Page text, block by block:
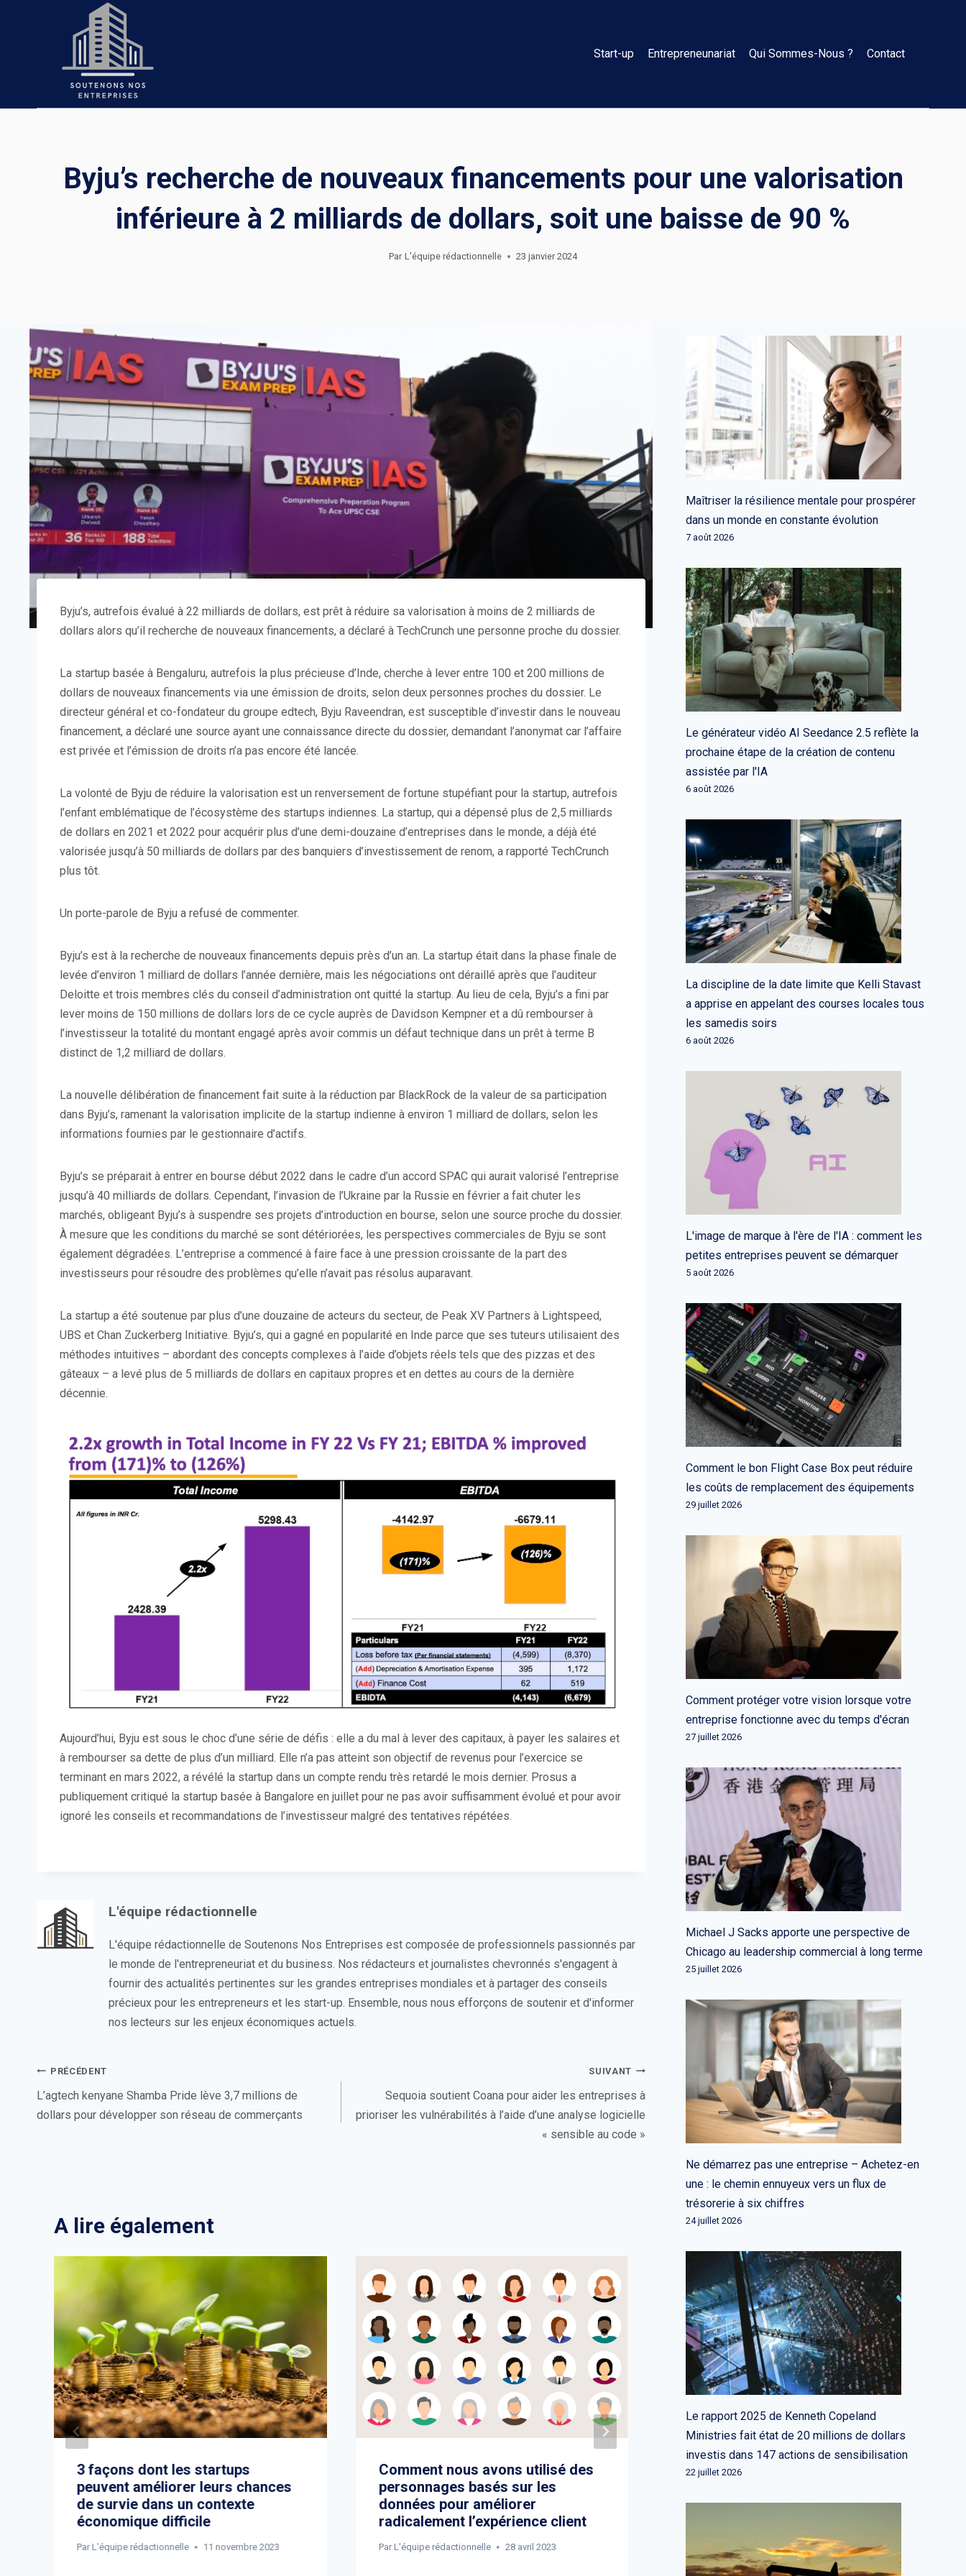
Start-up Entrepreneunariat Qui Sommes-Nous ? Contact
Byju’s recherche de nouveaux financements pour une valorisation
inférieure à 2 milliards de dollars, soit une baisse de 90 %
Par L'équipe rédactionnelle 23 janvier 2024
Byju’s, autrefois évalué à 22 milliards de dollars, est prêt à réduire sa valorisation à moins de 2 milliards de
dollars alors qu’il recherche de nouveaux financements, a déclaré à TechCrunch une personne proche du dossier.
La startup basée à Bengaluru, autrefois la plus précieuse d’Inde, cherche à lever entre 100 et 200 millions de
dollars de nouveaux financements via une émission de droits, selon deux personnes proches du dossier. Le
directeur général et co-fondateur du groupe edtech, Byju Raveendran, est susceptible d’investir dans le nouveau
financement, a déclaré une source ayant une connaissance directe du dossier, demandant l’anonymat car l’affaire
est privée et l’émission de droits n’a pas encore été lancée.
La volonté de Byju de réduire la valorisation est un renversement de fortune stupéfiant pour la startup, autrefois
l’enfant emblématique de l’écosystème des startups indiennes. La startup, qui a dépensé plus de 2,5 milliards
de dollars en 2021 et 2022 pour acquérir plus d’une demi-douzaine d’entreprises dans le monde, a déjà été
valorisée jusqu’à 50 milliards de dollars par des banquiers d’investissement de renom, a rapporté TechCrunch
plus tôt.
Un porte-parole de Byju a refusé de commenter.
Byju’s est à la recherche de nouveaux financements depuis près d’un an. La startup était dans la phase finale de
levée d’environ 1 milliard de dollars l’année dernière, mais les négociations ont déraillé après que l’auditeur
Deloitte et trois membres clés du conseil d’administration ont quitté la startup. Au lieu de cela, Byju’s a fini par
lever moins de 150 millions de dollars lors de ce cycle auprès de Davidson Kempner et a dû rembourser à
l’investisseur la totalité du montant engagé après avoir commis un défaut technique dans un prêt à terme B
distinct de 1,2 milliard de dollars.
La nouvelle délibération de financement fait suite à la réduction par BlackRock de la valeur de sa participation
dans Byju’s, ramenant la valorisation implicite de la startup indienne à environ 1 milliard de dollars, selon les
informations fournies par le gestionnaire d’actifs.
Byju’s se préparait à entrer en bourse début 2022 dans le cadre d’un accord SPAC qui aurait valorisé l’entreprise
jusqu’à 40 milliards de dollars. Cependant, l’invasion de l’Ukraine par la Russie en février a fait chuter les
marchés, obligeant Byju’s à suspendre ses projets d’introduction en bourse, selon une source proche du dossier.
À mesure que les conditions du marché se sont détériorées, les perspectives commerciales de Byju se sont
également dégradées. L’entreprise a commencé à faire face à une pression croissante de la part des
investisseurs pour résoudre des problèmes qu’elle n’avait pas résolus auparavant.
La startup a été soutenue par plus d’une douzaine de acteurs du secteur, de Peak XV Partners à Lightspeed,
UBS et Chan Zuckerberg Initiative. Byju’s, qui a gagné en popularité en Inde parce que ses tuteurs utilisaient des
méthodes intuitives – abordant des concepts complexes à l’aide d’objets réels tels que des pizzas et des
gâteaux – a levé plus de 5 milliards de dollars en capitaux propres et en dettes au cours de la dernière
décennie.
Aujourd’hui, Byju est sous le choc d’une série de défis : elle a du mal à lever des capitaux, à payer les salaires et
à rembourser sa dette de plus d’un milliard. Elle n’a pas atteint son objectif de revenus pour l’exercice se
terminant en mars 2022, a révélé la startup dans un compte rendu très retardé le mois dernier. Prosus a
publiquement critiqué la startup basée à Bangalore en juillet pour ne pas avoir suffisamment évolué et pour avoir
ignoré les conseils et recommandations de l’investisseur malgré des tentatives répétées.
L'équipe rédactionnelle
L'équipe rédactionnelle de Soutenons Nos Entreprises est composée de professionnels passionnés par
le monde de l'entrepreneuriat et du business. Nos rédacteurs et journalistes chevronnés s'engagent à
fournir des actualités pertinentes sur les grandes entreprises mondiales et à partager des conseils
précieux pour les entrepreneurs et les start-up. Ensemble, nous nous efforçons de soutenir et d'informer
nos lecteurs sur les enjeux économiques actuels.
Navigation
de
l’article
PRÉCÉDENT
L’agtech kenyane Shamba Pride lève 3,7 millions de
dollars pour développer son réseau de commerçants
SUIVANT
Sequoia soutient Coana pour aider les entreprises à
prioriser les vulnérabilités à l’aide d’une analyse logicielle
« sensible au code »
A lire également
3 façons dont les startups
peuvent améliorer leurs chances
de survie dans un contexte
économique difficile
Par L'équipe rédactionnelle 11 novembre 2023
Comment nous avons utilisé des
personnages basés sur les
données pour améliorer
radicalement l’expérience client
Par L'équipe rédactionnelle 28 avril 2023
5 investisseurs discutent de la
l’Amérique latine avec la crypto
Maîtriser la résilience mentale pour prospérer
dans un monde en constante évolution
7 août 2026
Le générateur vidéo AI Seedance 2.5 reflète la
prochaine étape de la création de contenu
assistée par l'IA
6 août 2026
La discipline de la date limite que Kelli Stavast
a apprise en appelant des courses locales tous
les samedis soirs
6 août 2026
L'image de marque à l'ère de l'IA : comment les
petites entreprises peuvent se démarquer
5 août 2026
Comment le bon Flight Case Box peut réduire
les coûts de remplacement des équipements
29 juillet 2026
Comment protéger votre vision lorsque votre
entreprise fonctionne avec du temps d'écran
27 juillet 2026
Michael J Sacks apporte une perspective de
Chicago au leadership commercial à long terme
25 juillet 2026
Ne démarrez pas une entreprise – Achetez-en
une : le chemin ennuyeux vers un flux de
trésorerie à six chiffres
24 juillet 2026
Le rapport 2025 de Kenneth Copeland
Ministries fait état de 20 millions de dollars
investis dans 147 actions de sensibilisation
22 juillet 2026